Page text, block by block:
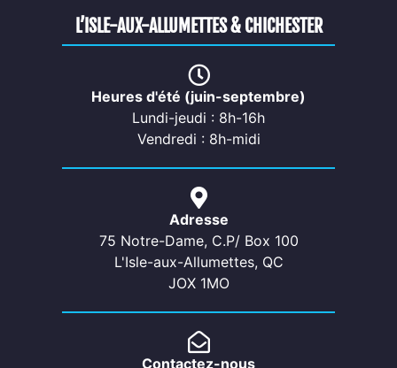
L’ISLE-AUX-ALLUMETTES & CHICHESTER
Heures d'été (juin-septembre)
Lundi-jeudi : 8h-16h
Vendredi : 8h-midi
Adresse
75 Notre-Dame, C.P/ Box 100
L'Isle-aux-Allumettes, QC
JOX 1MO
Contactez-nous